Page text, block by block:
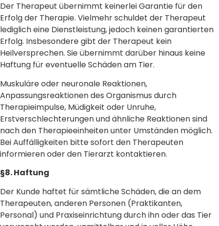
Der Therapeut übernimmt keinerlei Garantie für den
Erfolg der Therapie. Vielmehr schuldet der Therapeut
lediglich eine Dienstleistung, jedoch keinen garantierten
Erfolg. Insbesondere gibt der Therapeut kein
Heilversprechen. Sie übernimmt darüber hinaus keine
Haftung für eventuelle Schäden am Tier.
Muskuläre oder neuronale Reaktionen,
Anpassungsreaktionen des Organismus durch
Therapieimpulse, Müdigkeit oder Unruhe,
Erstverschlechterungen und ähnliche Reaktionen sind
nach den Therapieeinheiten unter Umständen möglich.
Bei Auffälligkeiten bitte sofort den Therapeuten
informieren oder den Tierarzt kontaktieren.
§8. Haftung
Der Kunde haftet für sämtliche Schäden, die an dem
Therapeuten, anderen Personen (Praktikanten,
Personal) und Praxiseinrichtung durch ihn oder das Tier